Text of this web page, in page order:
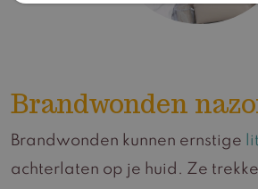
Brandwonden
Brandwonden kunnen ernstige
achterlaten op je huid. Ze